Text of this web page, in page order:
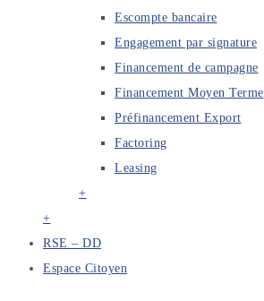
Escompte bancaire
Engagement par signature
Financement de campagne
Financement Moyen Terme
Préfinancement Export
Factoring
Leasing
+
+
RSE – DD
Espace Citoyen